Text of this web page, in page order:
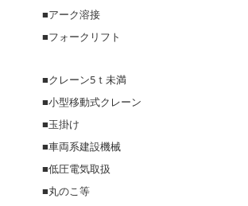
■アーク溶接
■フォークリフト
■クレーン5ｔ未満
■小型移動式クレーン
■玉掛け
■車両系建設機械
■低圧電気取扱
■丸のこ等